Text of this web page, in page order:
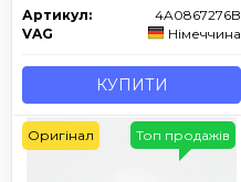
Артикул:
4A0867276B
VAG
Німеччина
КУПИТИ
Топ продажів
Оригінал